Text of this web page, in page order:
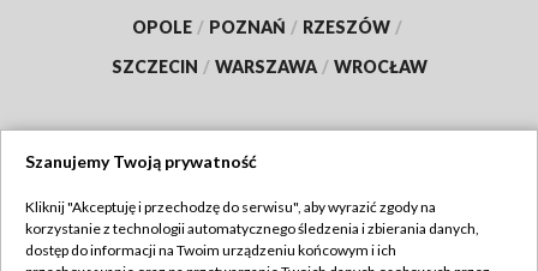
OPOLE / POZNAŃ / RZESZÓW /
SZCZECIN / WARSZAWA / WROCŁAW
TVP
Szanujemy Twoją prywatność
Kliknij "Akceptuję i przechodzę do serwisu", aby wyrazić zgody na
korzystanie z technologii automatycznego śledzenia i zbierania danych,
dostęp do informacji na Twoim urządzeniu końcowym i ich